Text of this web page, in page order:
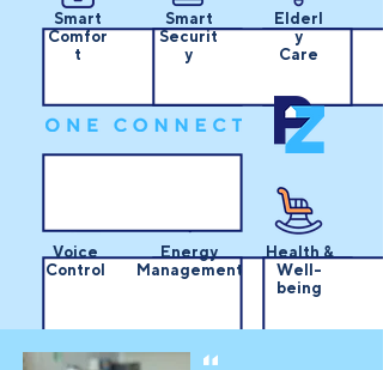
Smart
Comfor
t
Smart
Securit
y
Elderl
y
Care
Energy
Management
Health &
Well-
being
Voice
Control